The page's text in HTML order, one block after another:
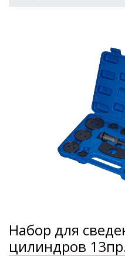
Набор для
цилиндров